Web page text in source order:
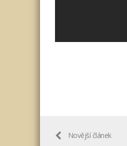
Novější článek